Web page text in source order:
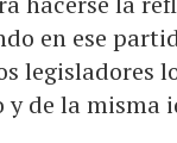
en ese
legisladores
de la misma